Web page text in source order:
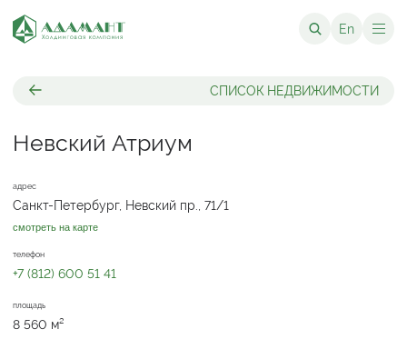
En
СПИСОК НЕДВИЖИМОСТИ
Невский Атриум
адрес
Санкт-Петербург, Невский пр., 71/1
смотреть на карте
телефон
+7 (812) 600 51 41
площадь
8 560 м²